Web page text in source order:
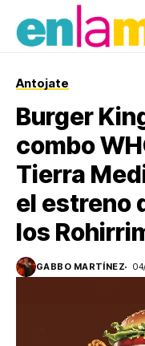
Antojate
Burger
combo
Tierra
el estreno
los
GABBO MARTÍNEZ